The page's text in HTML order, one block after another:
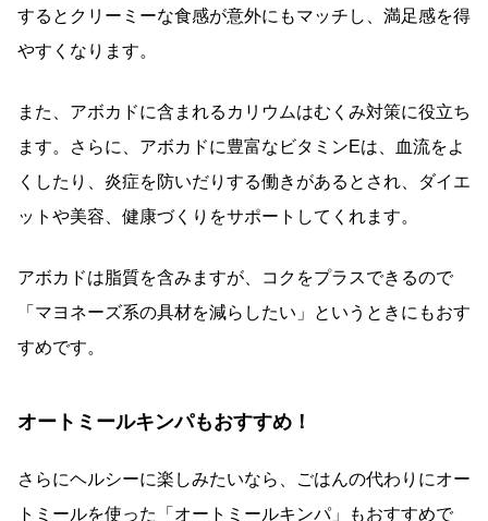
するとクリーミーな食感が意外にもマッチし、満足感を得
やすくなります。
また、アボカドに含まれるカリウムはむくみ対策に役立ち
ます。さらに、アボカドに豊富なビタミンEは、血流をよ
くしたり、炎症を防いだりする働きがあるとされ、ダイエ
ットや美容、健康づくりをサポートしてくれます。
アボカドは脂質を含みますが、コクをプラスできるので
「マヨネーズ系の具材を減らしたい」というときにもおす
すめです。
オートミールキンパもおすすめ！
さらにヘルシーに楽しみたいなら、ごはんの代わりにオー
トミールを使った「オートミールキンパ」もおすすめで